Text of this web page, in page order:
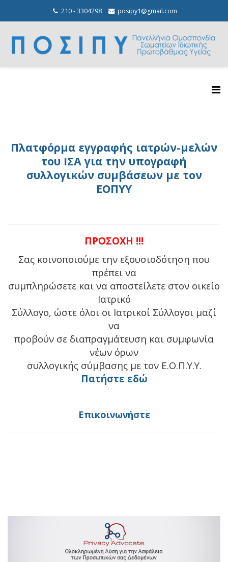
210 - 3304298 posipy1@gmail.com
Πλατφόρμα εγγραφής ιατρών-μελών
του ΙΣΑ για την υπογραφή
συλλογικών συμβάσεων με τον
ΕΟΠΥΥ
ΠΡΟΣΟΧΗ !!!
Σας κοινοποιούμε την εξουσιοδότηση που
πρέπει να
συμπληρώσετε και να αποστείλετε στον οικείο
Ιατρικό
Σύλλογο, ώστε όλοι οι Ιατρικοί Σύλλογοι μαζί
να
προβούν σε διαπραγμάτευση και συμφωνία
νέων όρων
συλλογικής σύμβασης με τον Ε.Ο.Π.Υ.Υ.
Πατήστε εδώ
Επικοινωνήστε